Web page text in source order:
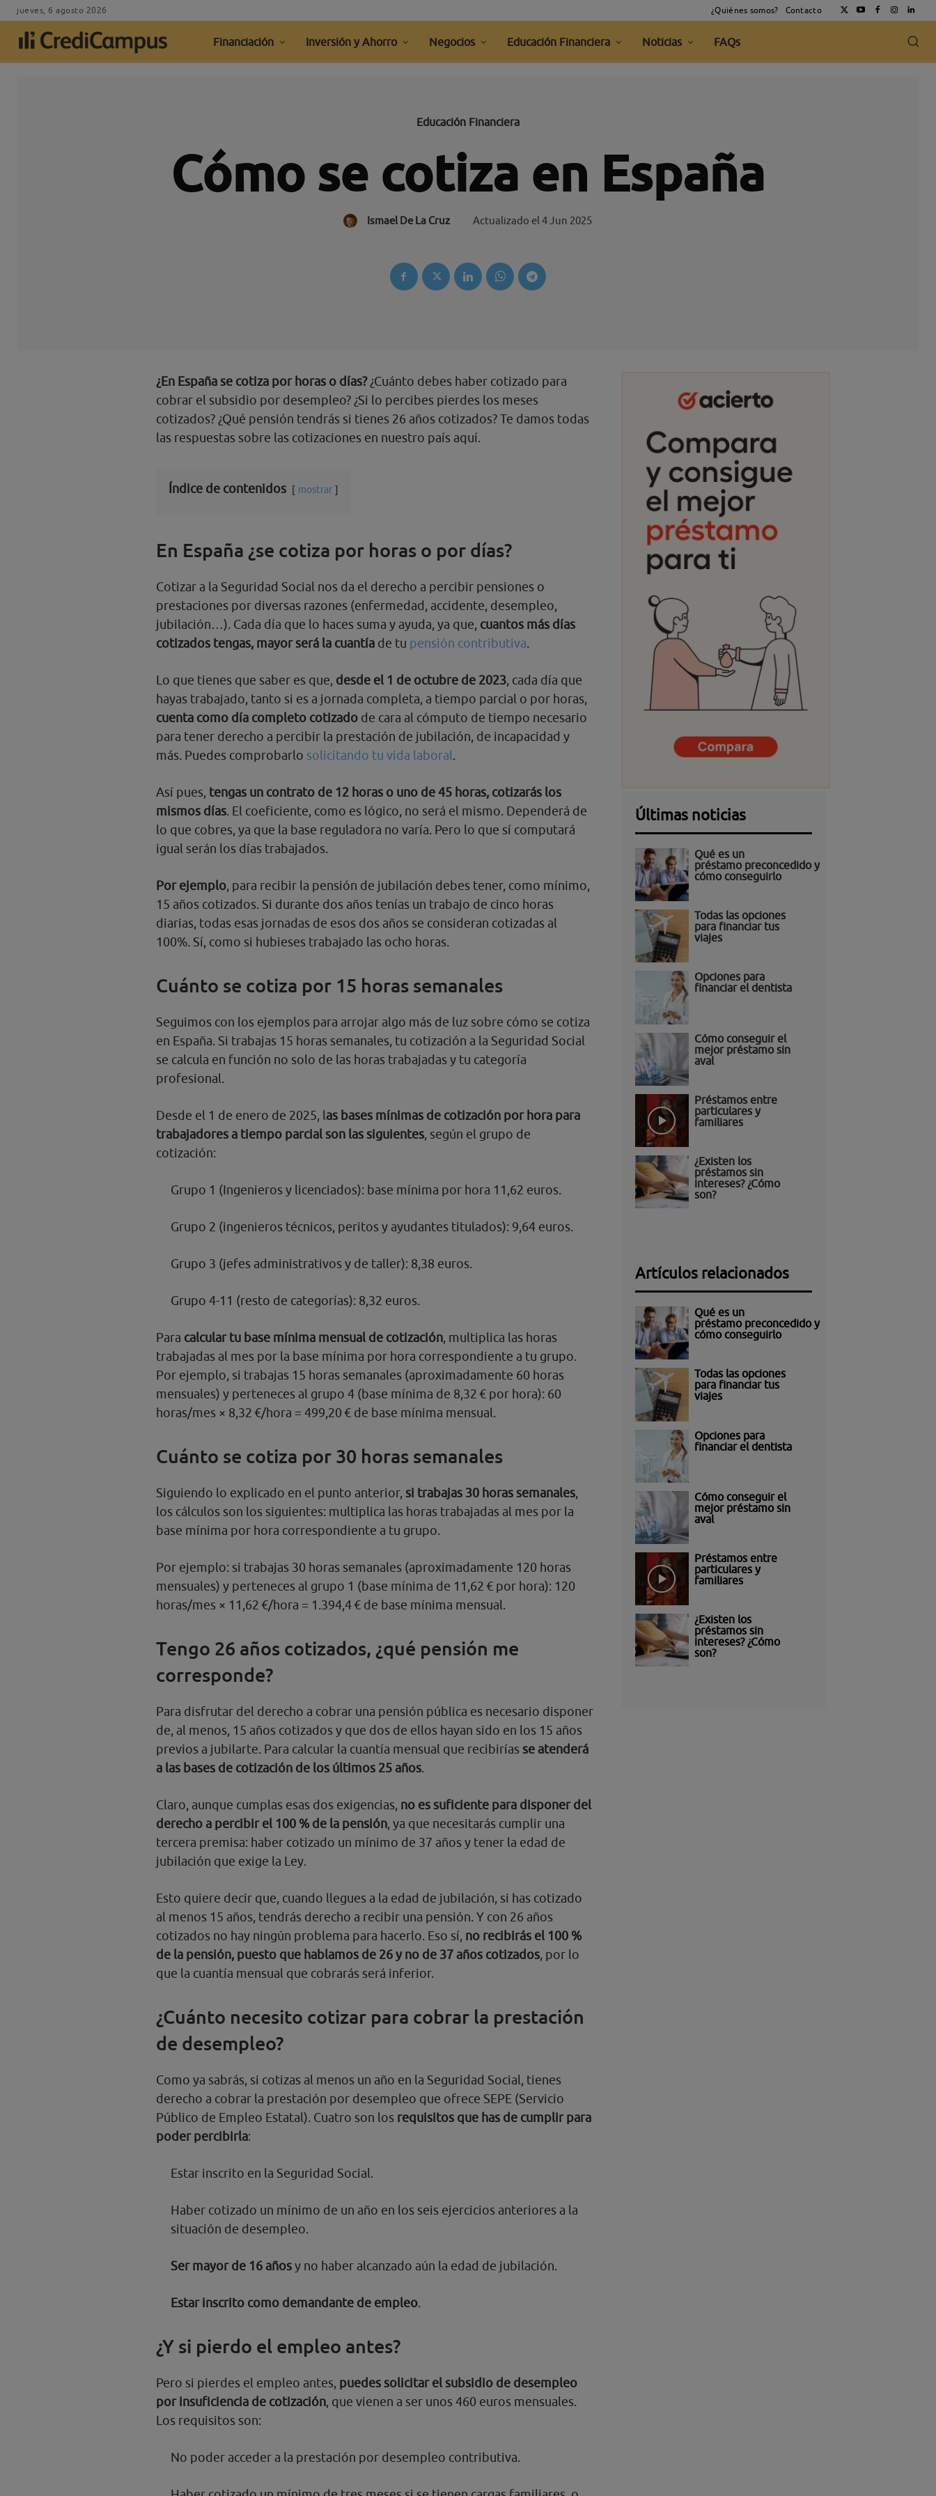
jueves, 6 agosto 2026 ¿Quiénes somos? Contacto
Financiación Inversión y Ahorro Negocios Educación Financiera Noticias FAQs
Educación Financiera
Cómo se cotiza en España
Ismael De La Cruz Actualizado el4 Jun 2025
¿En España se cotiza por horas o días?¿Cuánto debes haber cotizado para
cobrar el subsidio por desempleo? ¿Si lo percibes pierdes los meses
cotizados? ¿Qué pensión tendrás si tienes 26 años cotizados? Te damos todas
las respuestas sobre las cotizaciones en nuestro país aquí.
Índice de contenidos mostrar
En España ¿se cotiza por horas o por días?
Cotizar a la Seguridad Social nos da el derecho a percibir pensiones o
prestaciones por diversas razones (enfermedad, accidente, desempleo,
jubilación…). Cada día que lo haces suma y ayuda, ya que, cuantos más días
cotizados tengas, mayor será la cuantía de tu pensión contributiva.
Lo que tienes que saber es que, desde el 1 de octubre de 2023, cada día que
hayas trabajado, tanto si es a jornada completa, a tiempo parcial o por horas,
cuenta como día completo cotizado de cara al cómputo de tiempo necesario
para tener derecho a percibir la prestación de jubilación, de incapacidad y
más. Puedes comprobarlo solicitando tu vida laboral.
Así pues, tengas un contrato de 12 horas o uno de 45 horas, cotizarás los
mismos días. El coeficiente, como es lógico, no será el mismo. Dependerá de
lo que cobres, ya que la base reguladora no varía. Pero lo que sí computará
igual serán los días trabajados.
Por ejemplo, para recibir la pensión de jubilación debes tener, como mínimo,
15 años cotizados. Si durante dos años tenías un trabajo de cinco horas
diarias, todas esas jornadas de esos dos años se consideran cotizadas al
100%. Sí, como si hubieses trabajado las ocho horas.
Cuánto se cotiza por 15 horas semanales
Seguimos con los ejemplos para arrojar algo más de luz sobre cómo se cotiza
en España. Si trabajas 15 horas semanales, tu cotización a la Seguridad Social
se calcula en función no solo de las horas trabajadas y tu categoría
profesional.
Desde el 1 de enero de 2025, las bases mínimas de cotización por hora para
trabajadores a tiempo parcial son las siguientes, según el grupo de
cotización:
Grupo 1 (Ingenieros y licenciados): base mínima por hora 11,62 euros.
Grupo 2 (ingenieros técnicos, peritos y ayudantes titulados): 9,64 euros.
Grupo 3 (jefes administrativos y de taller): 8,38 euros.
Grupo 4-11 (resto de categorías): 8,32 euros.
Para calcular tu base mínima mensual de cotización, multiplica las horas
trabajadas al mes por la base mínima por hora correspondiente a tu grupo.
Por ejemplo, si trabajas 15 horas semanales (aproximadamente 60 horas
mensuales) y perteneces al grupo 4 (base mínima de 8,32 € por hora): 60
horas/mes × 8,32 €/hora = 499,20 € de base mínima mensual.
Cuánto se cotiza por 30 horas semanales
Siguiendo lo explicado en el punto anterior, si trabajas 30 horas semanales,
los cálculos son los siguientes: multiplica las horas trabajadas al mes por la
base mínima por hora correspondiente a tu grupo.
Por ejemplo: si trabajas 30 horas semanales (aproximadamente 120 horas
mensuales) y perteneces al grupo 1 (base mínima de 11,62 € por hora): 120
horas/mes × 11,62 €/hora = 1.394,4 € de base mínima mensual.
Tengo 26 años cotizados, ¿qué pensión me
corresponde?
Para disfrutar del derecho a cobrar una pensión pública es necesario disponer
de, al menos, 15 años cotizados y que dos de ellos hayan sido en los 15 años
previos a jubilarte. Para calcular la cuantía mensual que recibirías se atenderá
a las bases de cotización de los últimos 25 años.
Claro, aunque cumplas esas dos exigencias, no es suficiente para disponer del
derecho a percibir el 100 % de la pensión, ya que necesitarás cumplir una
tercera premisa: haber cotizado un mínimo de 37 años y tener la edad de
jubilación que exige la Ley.
Esto quiere decir que, cuando llegues a la edad de jubilación, si has cotizado
al menos 15 años, tendrás derecho a recibir una pensión. Y con 26 años
cotizados no hay ningún problema para hacerlo. Eso sí, no recibirás el 100 %
de la pensión, puesto que hablamos de 26 y no de 37 años cotizados, por lo
que la cuantía mensual que cobrarás será inferior.
¿Cuánto necesito cotizar para cobrar la prestación
de desempleo?
Como ya sabrás, si cotizas al menos un año en la Seguridad Social, tienes
derecho a cobrar la prestación por desempleo que ofrece SEPE (Servicio
Público de Empleo Estatal). Cuatro son los requisitos que has de cumplir para
poder percibirla:
Estar inscrito en la Seguridad Social.
Haber cotizado un mínimo de un año en los seis ejercicios anteriores a la
situación de desempleo.
Ser mayor de 16 añosy no haber alcanzado aún la edad de jubilación.
Estar inscrito como demandante de empleo.
¿Y si pierdo el empleo antes?
Pero si pierdes el empleo antes, puedes solicitar el subsidio de desempleo
por insuficiencia de cotización, que vienen a ser unos 460 euros mensuales.
Los requisitos son:
No poder acceder a la prestación por desempleo contributiva.
Últimas noticias
Qué es un
préstamo preconcedido y
cómo conseguirlo
Todas las opciones
para financiar tus
viajes
Opciones para
financiar el dentista
Cómo conseguir el
mejor préstamo sin
aval
Préstamos entre
particulares y
familiares
¿Existen los
préstamos sin
intereses? ¿Cómo
son?
Artículos relacionados
Qué es un
préstamo preconcedido y
cómo conseguirlo
Todas las opciones
para financiar tus
viajes
Opciones para
financiar el dentista
Cómo conseguir el
mejor préstamo sin
aval
Préstamos entre
particulares y
familiares
¿Existen los
préstamos sin
intereses? ¿Cómo
son?